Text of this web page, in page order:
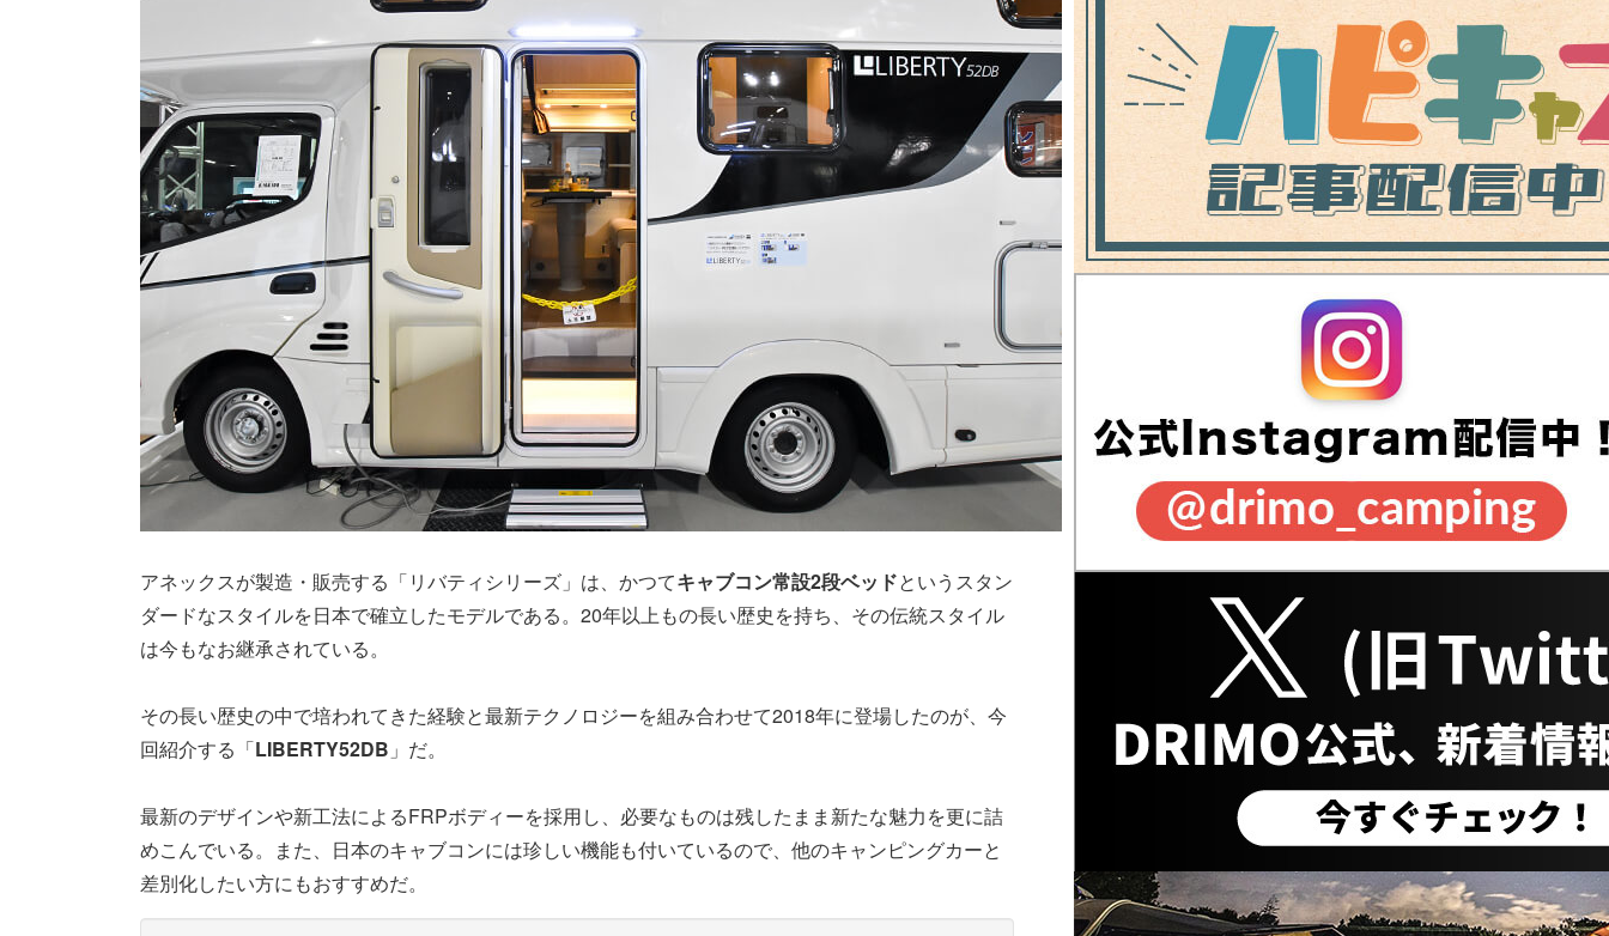
アネックスが製造・販売する「リバティシリーズ」は、かつてキャブコン常設2段ベッドというスタン
ダードなスタイルを日本で確立したモデルである。20年以上もの長い歴史を持ち、その伝統スタイル
は今もなお継承されている。
その長い歴史の中で培われてきた経験と最新テクノロジーを組み合わせて2018年に登場したのが、今
回紹介する「LIBERTY52DB 」だ。
最新のデザインや新工法によるFRPボディーを採用し、必要なものは残したまま新たな魅力を更に詰
めこんでいる。また、日本のキャブコンには珍しい機能も付いているので、他のキャンピングカーと
差別化したい方にもおすすめだ。